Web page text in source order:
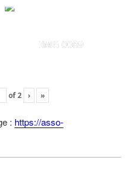
IMG 0089
of2 › »
: https://asso-